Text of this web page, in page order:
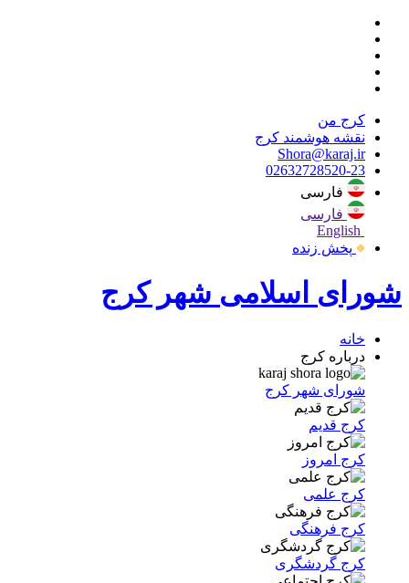
کرج من
نقشه هوشمند کرج
Shora@karaj.ir
02632728520-23
فارسی
فارسی
English
پخش زنده
شورای اسلامی شهر کرج
خانه
درباره کرج
شورای شهر کرج
کرج قدیم
کرج امروز
کرج علمی
کرج فرهنگی
کرج گردشگری